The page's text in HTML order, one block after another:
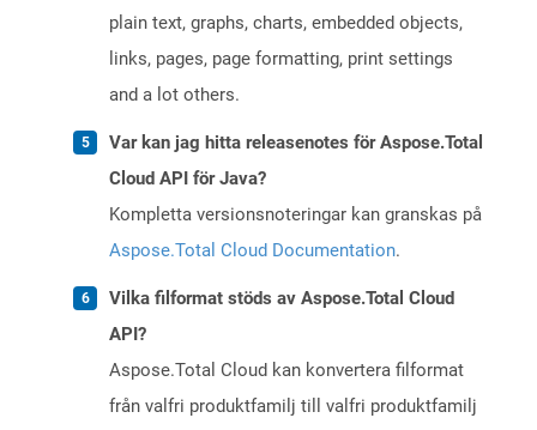
plain text, graphs, charts, embedded objects,
links, pages, page formatting, print settings
and a lot others.
Var kan jag hitta releasenotes för Aspose.Total
Cloud API för Java?
Kompletta versionsnoteringar kan granskas på
Aspose.Total Cloud Documentation.
Vilka filformat stöds av Aspose.Total Cloud
API?
Aspose.Total Cloud kan konvertera filformat
från valfri produktfamilj till valfri produktfamilj